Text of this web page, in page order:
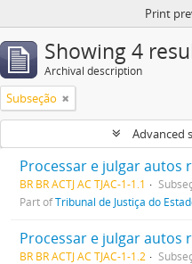
Print
Showing 4
Archival description
Subseção
Advanced
Processar e julgar autos
BR BR ACTJ AC TJAC-1-1.1
Part ofTribunal de Justiça do
Processar e julgar autos
BR BR ACTJ AC TJAC-1-1.2